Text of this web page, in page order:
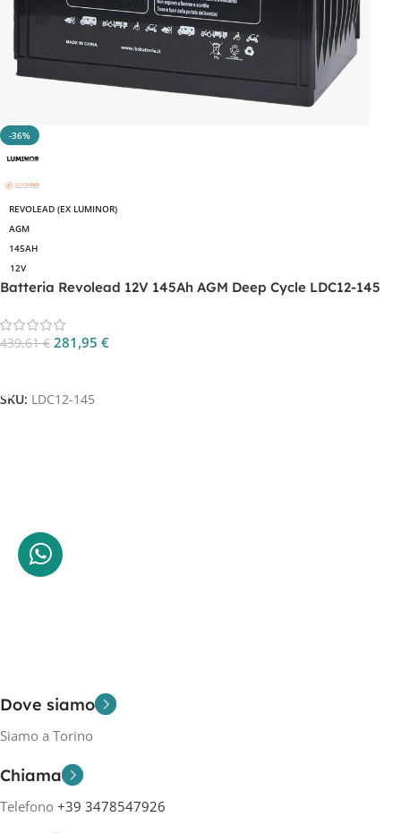
-36%
REVOLEAD (EX LUMINOR)
AGM
145AH
12V
Batteria Revolead 12V 145Ah AGM Deep Cycle LDC12-145
439,61€ 281,95 €
SKU: LDC12-145
Dove siamo
Siamo a Torino
Chiama
Telefono +39 3478547926